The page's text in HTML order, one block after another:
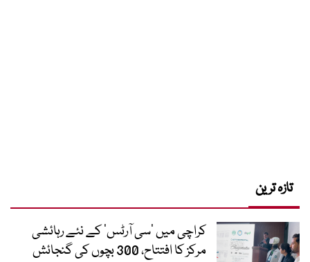
تازہ ترین
کراچی میں ’سی آرٹس‘ کے نئے رہائشی
مرکز کا افتتاح، 300 بچوں کی گنجائش